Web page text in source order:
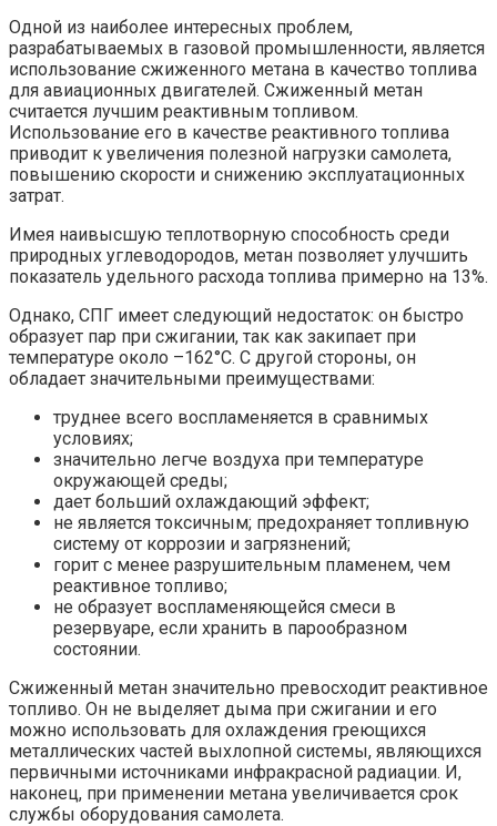
Одной из наиболее интересных проблем,
разрабатываемых в газовой промышленности, является
использование сжиженного метана в качество топлива
для авиационных двигателей. Сжиженный метан
считается лучшим реактивным топливом.
Использование его в качестве реактивного топлива
приводит к увеличения полезной нагрузки самолета,
повышению скорости и снижению эксплуатационных
затрат.
Имея наивысшую теплотворную способность среди
природных углеводородов, метан позволяет улучшить
показатель удельного расхода топлива примерно на 13%.
Однако, СПГ имеет следующий недостаток: он быстро
образует пар при сжигании, так как закипает при
температуре около –162°С. С другой стороны, он
обладает значительными преимуществами:
труднее всего воспламеняется в сравнимых
условиях;
значительно легче воздуха при температуре
окружающей среды;
дает больший охлаждающий эффект;
не является токсичным; предохраняет топливную
систему от коррозии и загрязнений;
горит с менее разрушительным пламенем, чем
реактивное топливо;
не образует воспламеняющейся смеси в
резервуаре, если хранить в парообразном
состоянии.
Сжиженный метан значительно превосходит реактивное
топливо. Он не выделяет дыма при сжигании и его
можно использовать для охлаждения греющихся
металлических частей выхлопной системы, являющихся
первичными источниками инфракрасной радиации. И,
наконец, при применении метана увеличивается срок
службы оборудования самолета.